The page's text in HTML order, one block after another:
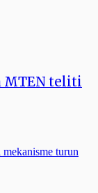
MTEN teliti